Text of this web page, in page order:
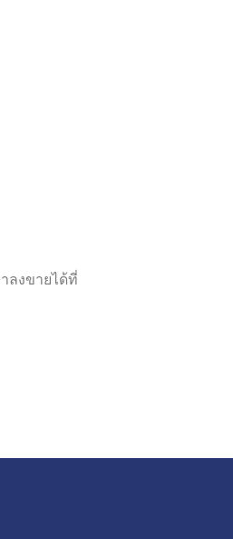
ลงขายได้ที่